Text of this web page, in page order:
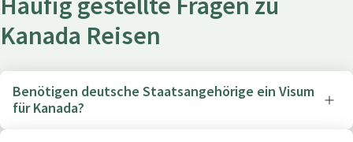
Häufig gestellte Fragen zu
Kanada Reisen
Benötigen deutsche Staatsangehörige ein Visum
für Kanada?